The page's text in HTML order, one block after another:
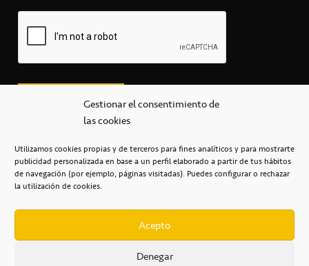
Gestionar el consentimiento de
las cookies
Utilizamos cookies propias y de terceros para fines analíticos y para mostrarte
publicidad personalizada en base a un perfil elaborado a partir de tus hábitos
de navegación (por ejemplo, páginas visitadas). Puedes configurar o rechazar
la utilización de cookies.
Acepto
Denegar
secretaria@cbcanarias.es
+34 922 253 684
Casa del Deporte / 38108 – La Laguna